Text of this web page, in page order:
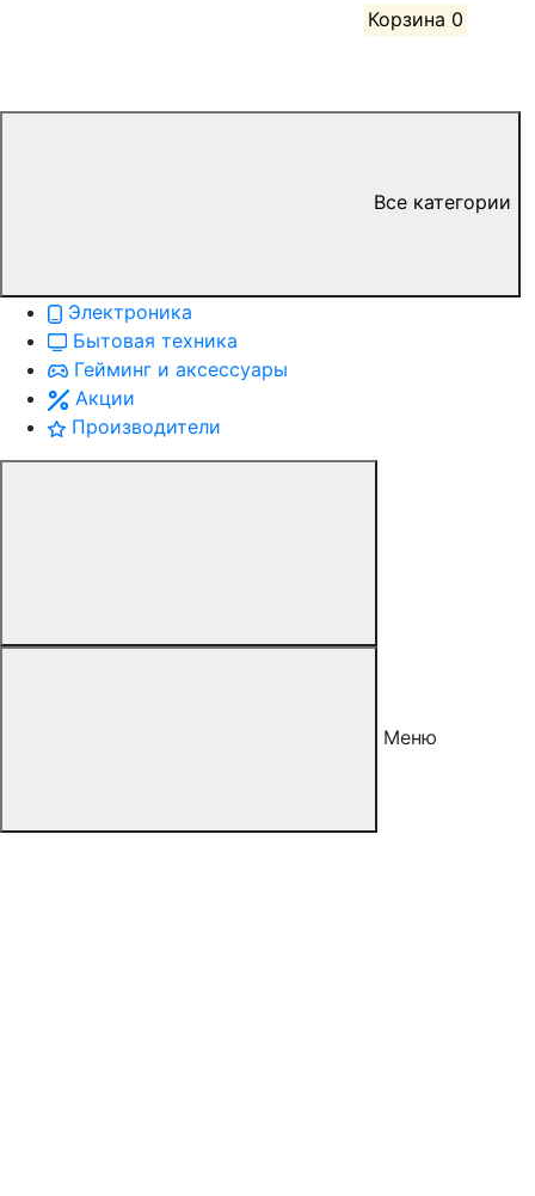
Корзина 0
Все категории
Электроника
Бытовая техника
Гейминг и аксессуары
Акции
Производители
Меню